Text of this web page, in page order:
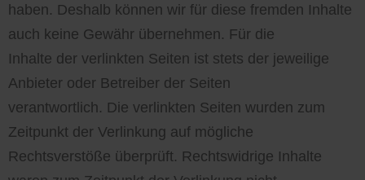
haben. Deshalb können wir für diese fremden Inhalte
auch keine Gewähr übernehmen. Für die
Inhalte der verlinkten Seiten ist stets der jeweilige
Anbieter oder Betreiber der Seiten
verantwortlich. Die verlinkten Seiten wurden zum
Zeitpunkt der Verlinkung auf mögliche
Rechtsverstöße überprüft. Rechtswidrige Inhalte